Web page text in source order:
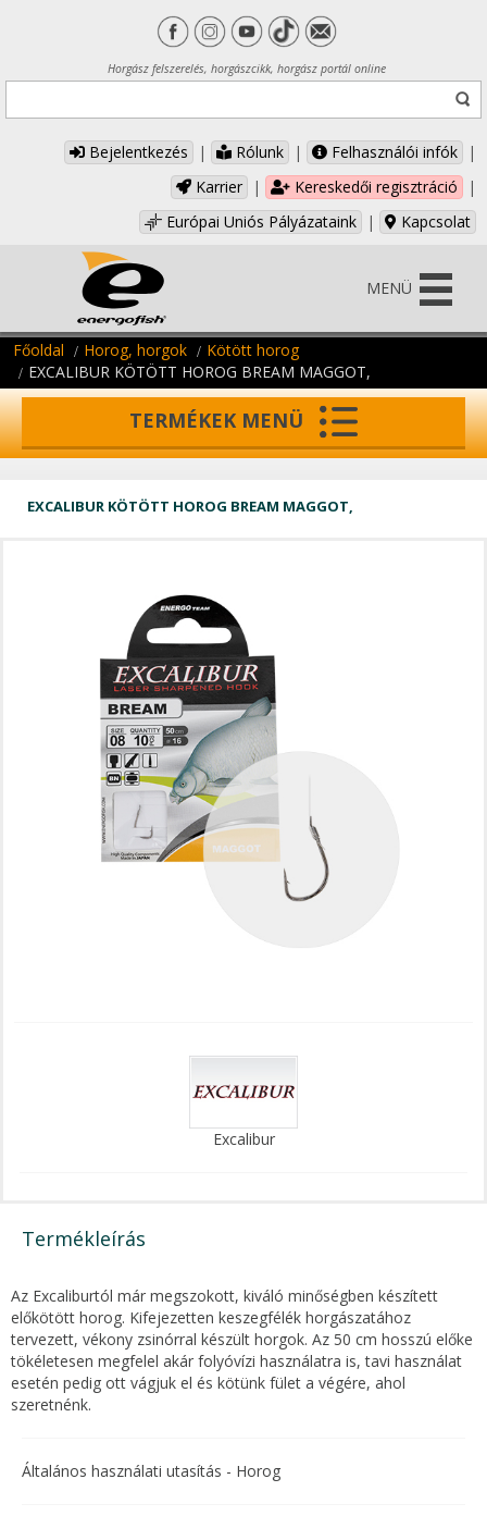
Horgász felszerelés, horgászcikk, horgász portál online
Bejelentkezés | Rólunk | Felhasználói infók
|
Karrier
| Kereskedői regisztráció
|
Európai Uniós Pályázataink
| Kapcsolat
MENÜ
Főoldal Horog, horgok
Kötött horog
EXCALIBUR KÖTÖTT HOROG BREAM MAGGOT,
TERMÉKEK MENÜ
EXCALIBUR KÖTÖTT HOROG BREAM MAGGOT,
Excalibur
Termékleírás
Az Excaliburtól már megszokott, kiváló minőségben készített
előkötött horog. Kifejezetten keszegfélék horgászatához
tervezett, vékony zsinórral készült horgok. Az 50 cm hosszú előke
tökéletesen megfelel akár folyóvízi használatra is, tavi használat
esetén pedig ott vágjuk el és kötünk fület a végére, ahol
szeretnénk.
Általános használati utasítás - Horog